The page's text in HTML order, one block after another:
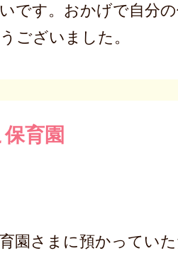
です。おかげで自分
ございました。
育園
園さまに預かってい